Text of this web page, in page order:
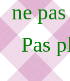
ne
Pas